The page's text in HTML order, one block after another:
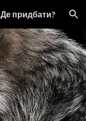
Де придбати?